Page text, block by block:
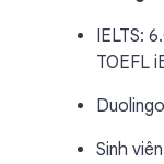
IELTS:
TOEFL
Sinh